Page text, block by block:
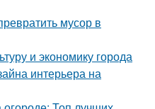
мусор в
и экономику города
интерьера на